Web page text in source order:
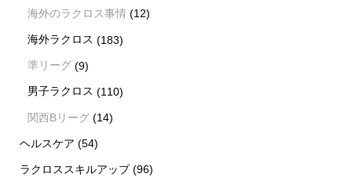
海外のラクロス事情 (12)
海外ラクロス (183)
準リーグ (9)
男子ラクロス (110)
関西Bリーグ (14)
ヘルスケア (54)
ラクロススキルアップ(96)